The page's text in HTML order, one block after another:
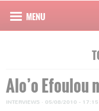
Alo’o Efoulou
INTERVIEWS · 05/08/2010 - 17:15